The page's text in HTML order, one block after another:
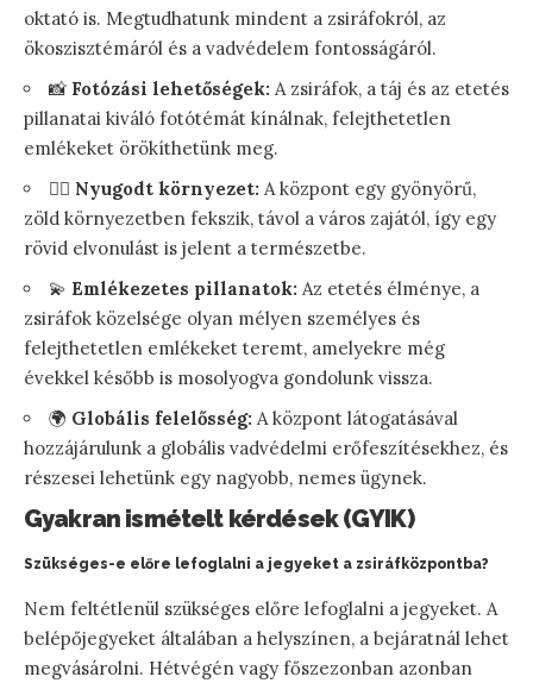
oktató is. Megtudhatunk mindent a zsiráfokról, az
ökoszisztémáról és a vadvédelem fontosságáról.
📸 Fotózási lehetőségek: A zsiráfok, a táj és az etetés
pillanatai kiváló fotótémát kínálnak, felejthetetlen
emlékeket örökíthetünk meg.
🧘‍♀️ Nyugodt környezet: A központ egy gyönyörű,
zöld környezetben fekszik, távol a város zajától, így egy
rövid elvonulást is jelent a természetbe.
💫 Emlékezetes pillanatok: Az etetés élménye, a
zsiráfok közelsége olyan mélyen személyes és
felejthetetlen emlékeket teremt, amelyekre még
évekkel később is mosolyogva gondolunk vissza.
🌍 Globális felelősség: A központ látogatásával
hozzájárulunk a globális vadvédelmi erőfeszítésekhez, és
részesei lehetünk egy nagyobb, nemes ügynek.
Gyakran ismételt kérdések (GYIK)
Szükséges-e előre lefoglalni a jegyeket a zsiráfközpontba?
Nem feltétlenül szükséges előre lefoglalni a jegyeket. A
belépőjegyeket általában a helyszínen, a bejáratnál lehet
megvásárolni. Hétvégén vagy főszezonban azonban